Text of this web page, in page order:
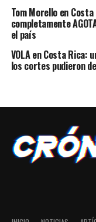
Tom Morello en
completamente
el país
VOLA en Costa Rica:
los cortes pudieron